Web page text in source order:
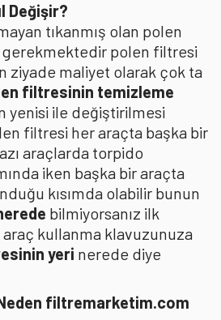
Değişir?
tıkanmış olan polen
polen filtresi
ziyade maliyet olarak çok ta
filtresinin temizleme
yenisi ile değiştirilmesi
filtresi her araçta başka bir
araçlarda torpido
iken başka bir araçta
kısımda olabilir bunun
bilmiyorsanız ilk
kullanma klavuzunuza
yeri nerede diye
filtremarketim.com